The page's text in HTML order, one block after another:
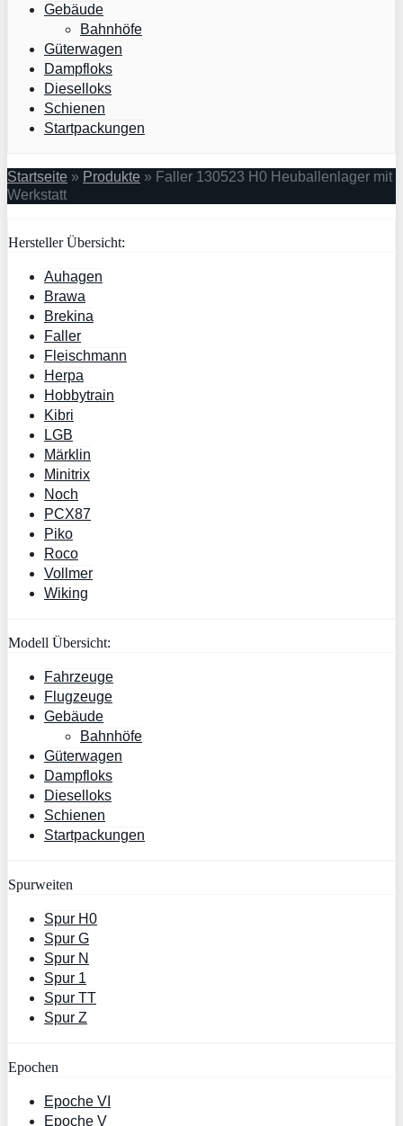
Gebäude
Bahnhöfe
Güterwagen
Dampfloks
Dieselloks
Schienen
Startpackungen
Startseite » Produkte » Faller 130523 H0 Heuballenlager mit
Werkstatt
Hersteller Übersicht:
Auhagen
Brawa
Brekina
Faller
Fleischmann
Herpa
Hobbytrain
Kibri
LGB
Märklin
Minitrix
Noch
PCX87
Piko
Roco
Vollmer
Wiking
Modell Übersicht:
Fahrzeuge
Flugzeuge
Gebäude
Bahnhöfe
Güterwagen
Dampfloks
Dieselloks
Schienen
Startpackungen
Spurweiten
Spur H0
Spur G
Spur N
Spur 1
Spur TT
Spur Z
Epochen
Epoche VI
Epoche V